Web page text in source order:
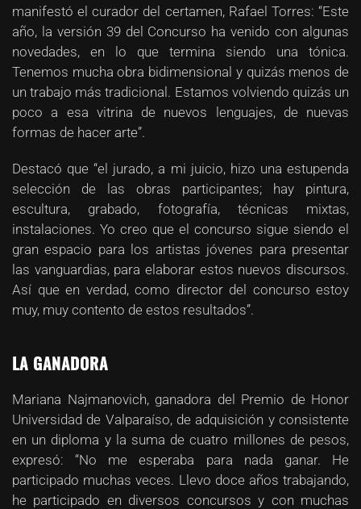
manifestó el curador del certamen, Rafael Torres: “Este
año, la versión 39 del Concurso ha venido con algunas
novedades, en lo que termina siendo una tónica.
Tenemos mucha obra bidimensional y quizás menos de
un trabajo más tradicional. Estamos volviendo quizás un
poco a esa vitrina de nuevos lenguajes, de nuevas
formas de hacer arte”.
Destacó que “el jurado, a mi juicio, hizo una estupenda
selección de las obras participantes; hay pintura,
escultura, grabado, fotografía, técnicas mixtas,
instalaciones. Yo creo que el concurso sigue siendo el
gran espacio para los artistas jóvenes para presentar
las vanguardias, para elaborar estos nuevos discursos.
Así que en verdad, como director del concurso estoy
muy, muy contento de estos resultados”.
LA GANADORA
Mariana Najmanovich, ganadora del Premio de Honor
Universidad de Valparaíso, de adquisición y consistente
en un diploma y la suma de cuatro millones de pesos,
expresó: “No me esperaba para nada ganar. He
participado muchas veces. Llevo doce años trabajando,
he participado en diversos concursos y con muchas